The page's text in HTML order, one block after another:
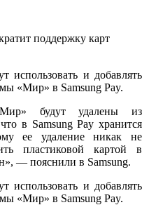
использовать и добавлять
«Мир» в Samsung Pay.
будут удалены из
в Samsung Pay хранится
ее удаление никак не
пластиковой картой в
— пояснили в Samsung.
использовать и добавлять
«Мир» в Samsung Pay.